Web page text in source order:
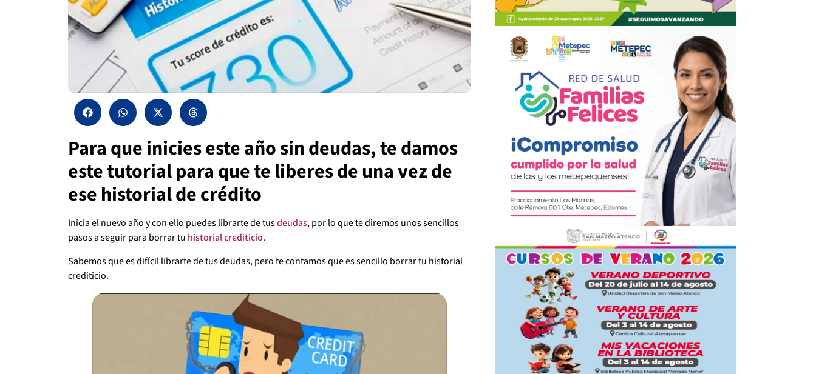
Para que inicies este año sin deudas, te damos
este tutorial para que te liberes de una vez de
ese historial de crédito
Inicia el nuevo año y con ello puedes librarte de tusdeudas, por lo que te diremos unos sencillos
pasos a seguir para borrar tu historial crediticio.
Sabemos que es difícil librarte de tus deudas, pero te contamos que es sencillo borrar tu historial
crediticio.